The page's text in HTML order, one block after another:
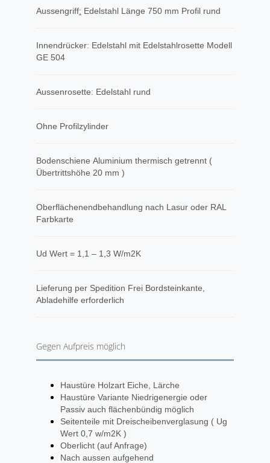
Aussengriff​: Edelstahl Länge 750 mm Profil rund
Innendrücker: Edelstahl mit Edelstahlrosette Modell
GE 504
Aussenrosette: Edelstahl rund
Ohne Profilzylinder
Bodenschiene Aluminium thermisch getrennt (
Übertrittshöhe 20 mm )
Oberflächenendbehandlung nach Lasur oder RAL
Farbkarte
Ud Wert = 1,1 – 1,3 W/m2K
​Lieferung per Spedition Frei Bordsteinkante,
Abladehilfe erforderlich
Gegen Aufpreis möglich
Haustüre Holzart Eiche, Lärche
Haustüre Variante Niedrigenergie oder
Passiv auch flächenbündig möglich
Seitenteile mit Dreischeibenverglasung ( Ug
Wert 0,7 w/m2K )
Oberlicht (auf Anfrage)
Nach aussen aufgehend